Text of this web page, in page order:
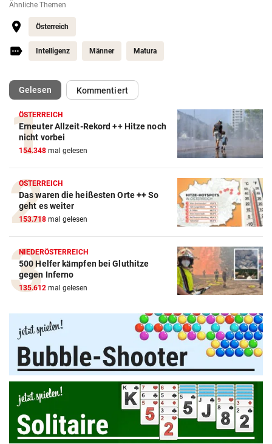
Ähnliche Themen
Österreich
Intelligenz Männer Matura
Gelesen(ausgewählt)Kommentiert
ÖSTERREICH
Erneuter Allzeit-Rekord ++ Hitze noch
nicht vorbei
154.348 mal gelesen
ÖSTERREICH
Das waren die heißesten Orte ++ So
geht es weiter
153.718 mal gelesen
NIEDERÖSTERREICH
500 Helfer kämpfen bei Gluthitze
gegen Inferno
135.612 mal gelesen